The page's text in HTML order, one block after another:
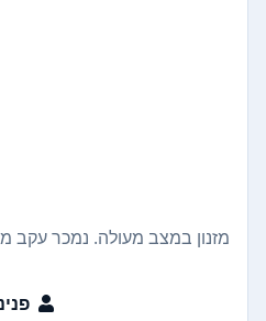
מזנון במצב מעולה. נמכר עקב